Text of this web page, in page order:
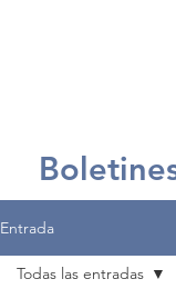
Entrada
Todas las entradas